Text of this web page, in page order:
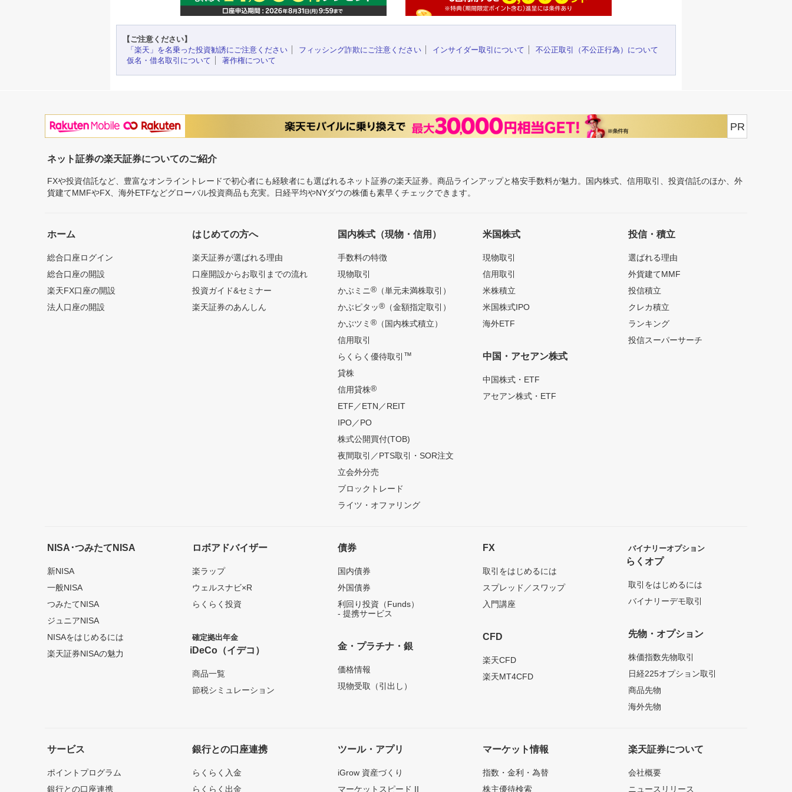
【ご注意ください】
「楽天」を名乗った投資勧誘にご注意ください
フィッシング詐欺にご注意ください インサイダー取引について
不公正取引（不公正行為）について
仮名・借名取引について
著作権について
PR
ネット証券の楽天証券についてのご紹介
FXや投資信託など、豊富なオンライントレードで初心者にも経験者にも選ばれるネット証券の楽天証券。商品ラインアップと格安手数料が魅力。国内株式、信用取引、投資信託のほか、外
貨建てMMFやFX、海外ETFなどグローバル投資商品も充実。日経平均やNYダウの株価も素早くチェックできます。
ホーム
総合口座ログイン
総合口座の開設
楽天FX口座の開設
法人口座の開設
はじめての方へ
楽天証券が選ばれる理由
口座開設からお取引までの流れ
投資ガイド&セミナー
楽天証券のあんしん
国内株式（現物・信用）
手数料の特徴
現物取引
かぶミニ®（単元未満株取引）
かぶピタッ®（金額指定取引）
かぶツミ ®（国内株式積立）
信用取引
らくらく優待取引 ™
貸株
信用貸株®
ETF／ETN／REIT
IPO／PO
株式公開買付(TOB)
夜間取引／PTS取引・SOR注文
立会外分売
ブロックトレード
ライツ・オファリング
米国株式
現物取引
信用取引
米株積立
米国株式IPO
海外ETF
中国・アセアン株式
中国株式・ETF
アセアン株式・ETF
投信・積立
選ばれる理由
外貨建てMMF
投信積立
クレカ積立
ランキング
投信スーパーサーチ
NISA･つみたてNISA
新NISA
一般NISA
つみたてNISA
ジュニアNISA
NISAをはじめるには
楽天証券NISAの魅力
ロボアドバイザー
楽ラップ
ウェルスナビ×R
らくらく投資
確定拠出年金
iDeCo（イデコ）
商品一覧
節税シミュレーション
債券
国内債券
外国債券
利回り投資（Funds）
- 提携サービス
金・プラチナ・銀
価格情報
現物受取（引出し）
FX
取引をはじめるには
スプレッド／スワップ
入門講座
CFD
楽天CFD
楽天MT4CFD
バイナリーオプション
らくオプ
取引をはじめるには
バイナリーデモ取引
先物・オプション
株価指数先物取引
日経225オプション取引
商品先物
海外先物
サービス
ポイントプログラム
銀行との口座連携
銀行との口座連携
らくらく入金
らくらく出金
ツール・アプリ
iGrow 資産づくり
マーケットスピード II
マーケット情報
指数・金利・為替
株主優待検索
楽天証券について
会社概要
ニュースリリース